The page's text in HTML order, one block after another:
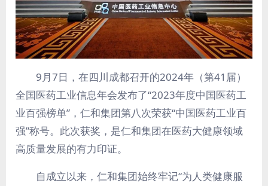
9月7日，在四川成都召开的2024年（第41届）
全国医药工业信息年会发布了“2023年度中国医药工
业百强榜单”，仁和集团第八次荣获“中国医药工业百
强”称号。此次获奖，是仁和集团在医药大健康领域
高质量发展的有力印证。
自成立以来，仁和集团始终牢记“为人类健康服